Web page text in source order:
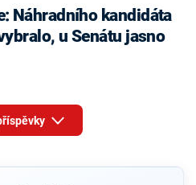
Náhradního kandidáta
u Senátu jasno